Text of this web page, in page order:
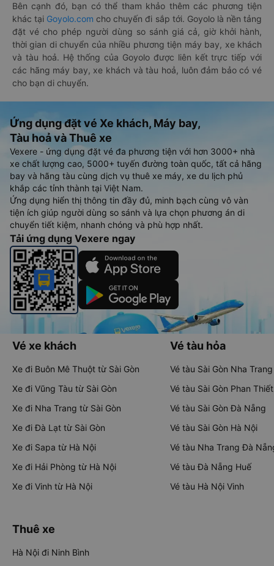
Bên cạnh đó, bạn có thể tham khảo thêm các phương tiện
khác tại Goyolo.com cho chuyến đi sắp tới. Goyolo là nền tảng
đặt vé cho phép người dùng so sánh giá cả, giờ khởi hành,
thời gian di chuyển của nhiều phương tiện máy bay, xe khách
và tàu hoả. Hệ thống của Goyolo được liên kết trực tiếp với
các hãng máy bay, xe khách và tàu hoả, luôn đảm bảo có vé
cho bạn di chuyển.
Ứng dụng đặt vé Xe khách, Máy bay,
Tàu hoả và Thuê xe
Vexere - ứng dụng đặt vé đa phương tiện với hơn 3000+ nhà
xe chất lượng cao, 5000+ tuyến đường toàn quốc, tất cả hãng
bay và hãng tàu cùng dịch vụ thuê xe máy, xe du lịch phủ
khắp các tỉnh thành tại Việt Nam.
Ứng dụng hiển thị thông tin đầy đủ, minh bạch cùng vô vàn
tiện ích giúp người dùng so sánh và lựa chọn phương án di
chuyển tiết kiệm, nhanh chóng và phù hợp nhất.
Tải ứng dụng Vexere ngay
Vé xe khách
Xe đi Buôn Mê Thuột từ Sài Gòn
Xe đi Vũng Tàu từ Sài Gòn
Xe đi Nha Trang từ Sài Gòn
Xe đi Đà Lạt từ Sài Gòn
Xe đi Sapa từ Hà Nội
Xe đi Hải Phòng từ Hà Nội
Xe đi Vinh từ Hà Nội
Vé tàu hỏa
Vé tàu Sài Gòn Nha Trang
Vé tàu Sài Gòn Phan Thiết
Vé tàu Sài Gòn Đà Nẵng
Vé tàu Sài Gòn Hà Nội
Vé tàu Nha Trang Đà
Vé tàu Đà Nẵng Huế
Vé tàu Hà Nội Vinh
Thuê xe
Hà Nội đi Ninh Bình